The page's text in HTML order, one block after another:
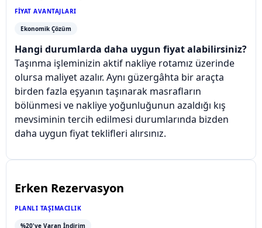
FIYAT AVANTAJLARI
Ekonomik Çözüm
Hangi durumlarda daha uygun fiyat alabilirsiniz?
Taşınma işleminizin aktif nakliye rotamız üzerinde
olursa maliyet azalır. Aynı güzergâhta bir araçta
birden fazla eşyanın taşınarak masrafların
bölünmesi ve nakliye yoğunluğunun azaldığı kış
mevsiminin tercih edilmesi durumlarında bizden
daha uygun fiyat teklifleri alırsınız.
Erken Rezervasyon
PLANLI TAŞIMACILIK
%20'ye Varan İndirim